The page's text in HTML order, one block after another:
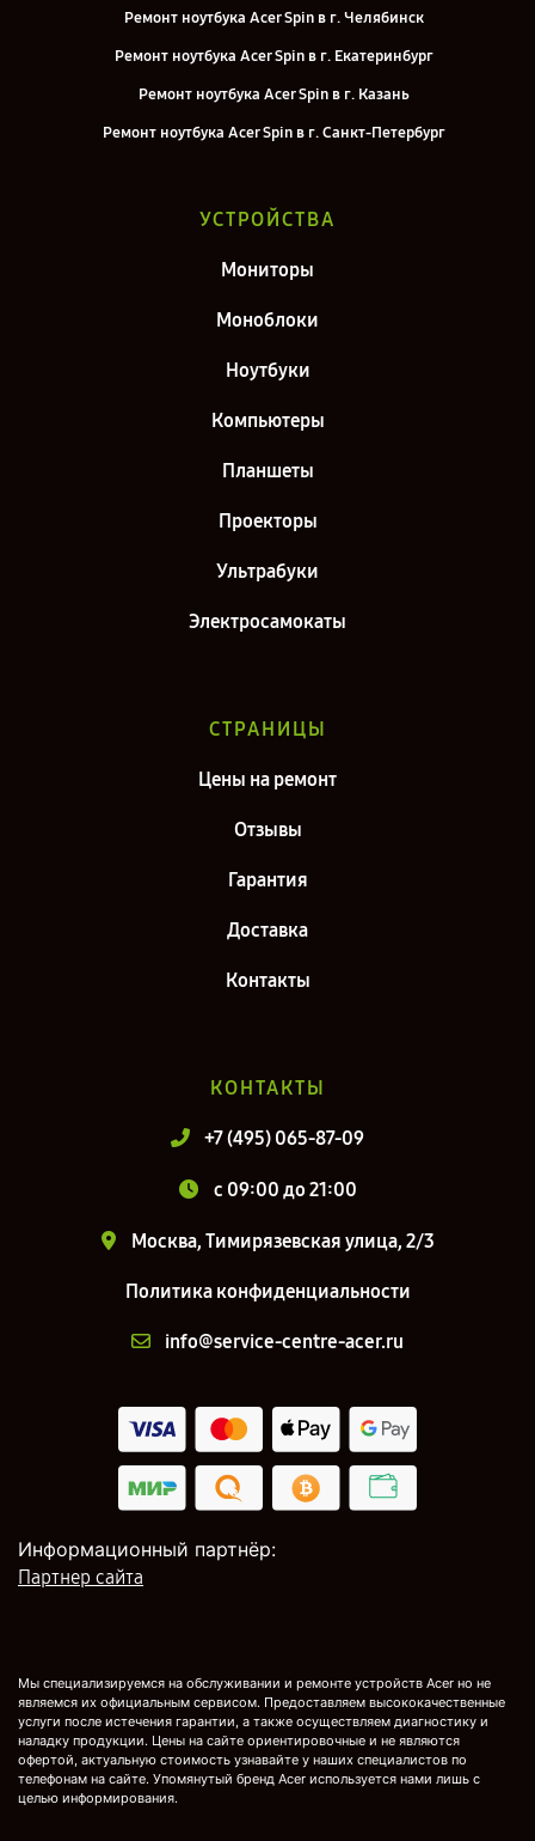
Ремонт ноутбука Acer Spin в г. Челябинск
Ремонт ноутбука Acer Spin в г. Екатеринбург
Ремонт ноутбука Acer Spin в г. Казань
Ремонт ноутбука Acer Spin в г. Санкт-Петербург
УСТРОЙСТВА
Мониторы
Моноблоки
Ноутбуки
Компьютеры
Планшеты
Проекторы
Ультрабуки
Электросамокаты
СТРАНИЦЫ
Цены на ремонт
Отзывы
Гарантия
Доставка
Контакты
КОНТАКТЫ
+7 (495) 065-87-09
c 09:00 до 21:00
Москва, Тимирязевская улица, 2/3
Политика конфиденциальности
info@service-centre-acer.ru
Информационный партнёр:
Партнер сайта
Мы специализируемся на обслуживании и ремонте устройств Acer но не
являемся их официальным сервисом. Предоставляем высококачественные
услуги после истечения гарантии, а также осуществляем диагностику и
наладку продукции. Цены на сайте ориентировочные и не являются
офертой, актуальную стоимость узнавайте у наших специалистов по
телефонам на сайте. Упомянутый бренд Acer используется нами лишь с
целью информирования.